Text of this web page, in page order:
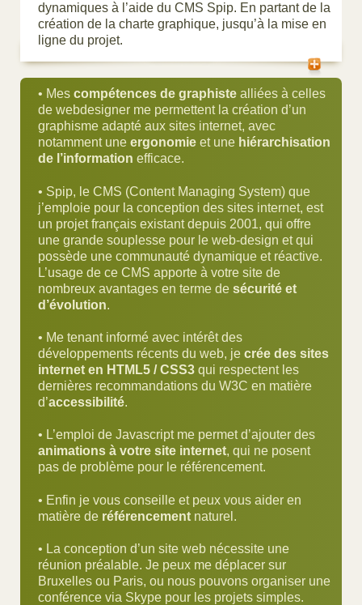
dynamiques à l’aide du CMS Spip. En partant de la
création de la charte graphique, jusqu’à la mise en
ligne du projet.
• Mes compétences de graphiste alliées à celles
de webdesigner me permettent la création d’un
graphisme adapté aux sites internet, avec
notamment une ergonomie et une hiérarchisation
de l’information efficace.
• Spip, le CMS (Content Managing System) que
j’emploie pour la conception des sites internet, est
un projet français existant depuis 2001, qui offre
une grande souplesse pour le web-design et qui
possède une communauté dynamique et réactive.
L’usage de ce CMS apporte à votre site de
nombreux avantages en terme de sécurité et
d’évolution.
• Me tenant informé avec intérêt des
développements récents du web, je crée des sites
internet en HTML5 / CSS3 qui respectent les
dernières recommandations du W3C en matière
d’accessibilité.
• L’emploi de Javascript me permet d’ajouter des
animations à votre site internet, qui ne posent
pas de problème pour le référencement.
• Enfin je vous conseille et peux vous aider en
matière de référencement naturel.
• La conception d’un site web nécessite une
réunion préalable. Je peux me déplacer sur
Bruxelles ou Paris, ou nous pouvons organiser une
conférence via Skype pour les projets simples.